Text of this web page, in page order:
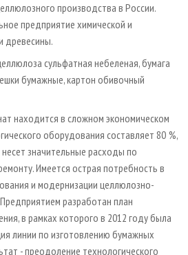
производства в России.
предприятие химической и
древесины.
сульфатная небеленая, бумага
бумажные, картон обивочный
находится в сложном экономическом
оборудования составляет 80 %,
значительные расходы по
Имеется острая потребность в
и модернизации целлюлозно-
разработан план
в рамках которого в 2012 году была
линии по изготовлению бумажных
- преодоление технологического